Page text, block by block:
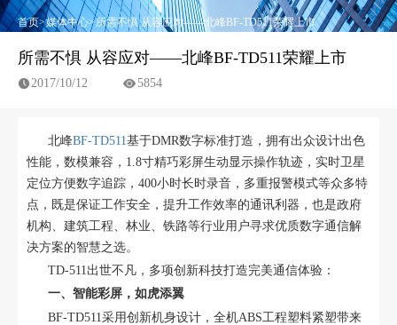
首页 媒体中心 所需不惧 从容应对——北峰BF-TD511荣耀上市
所需不惧 从容应对——北峰BF-TD511荣耀上市
2017/10/12 5854
北峰BF-TD511基于DMR数字标准打造，拥有出众设计出色
性能，数模兼容，1.8寸精巧彩屏生动显示操作轨迹，实时卫星
定位方便数字追踪，400小时长时录音，多重报警模式等众多特
点，既是保证工作安全，提升工作效率的通讯利器，也是政府
机构、建筑工程、林业、铁路等行业用户寻求优质数字通信解
决方案的智慧之选。
TD-511出世不凡，多项创新科技打造完美通信体验：
一、智能彩屏，如虎添翼
BF-TD511采用创新机身设计，全机ABS工程塑料紧塑带来